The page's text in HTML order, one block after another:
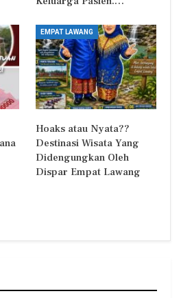
EMPAT LAWANG
Hoaks atau Nyata??
Destinasi Wisata Yang
Didengungkan Oleh
Dispar Empat Lawang